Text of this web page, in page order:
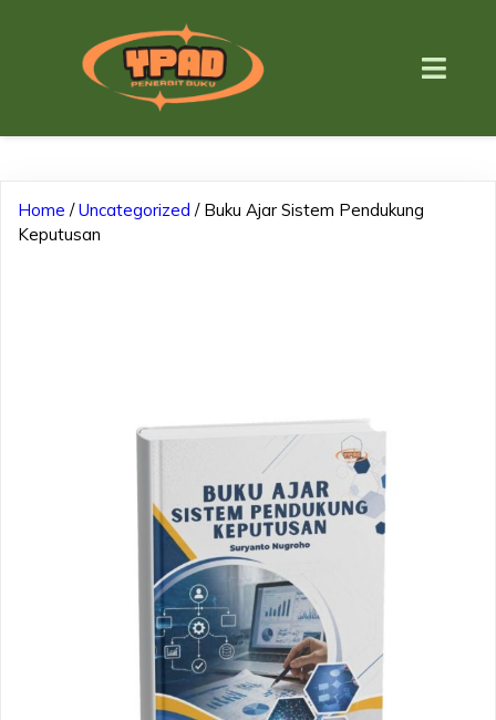
Home /Uncategorized / Buku Ajar Sistem Pendukung
Keputusan